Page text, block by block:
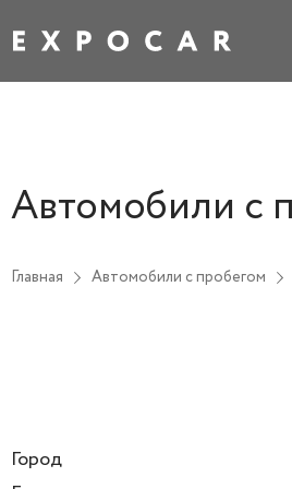
Автомобили с
Главная Автомобили с пробегом
Город